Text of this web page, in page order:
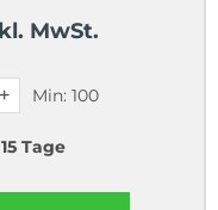
MwSt.
Min: 100
Tage